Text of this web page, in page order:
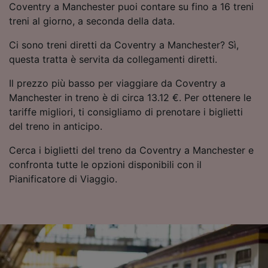
Coventry a Manchester puoi contare su fino a 16 treni
treni al giorno, a seconda della data.
Ci sono treni diretti da Coventry a Manchester? Sì,
questa tratta è servita da collegamenti diretti.
Il prezzo più basso per viaggiare da Coventry a
Manchester in treno è di circa 13.12 €. Per ottenere le
tariffe migliori, ti consigliamo di prenotare i biglietti
del treno in anticipo.
Cerca i biglietti del treno da Coventry a Manchester e
confronta tutte le opzioni disponibili con il
Pianificatore di Viaggio.